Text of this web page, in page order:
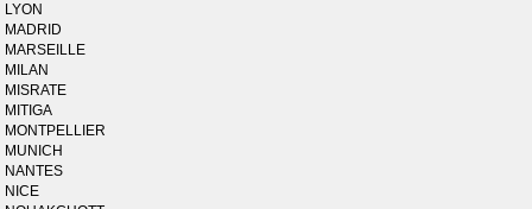
LYON
MADRID
MARSEILLE
MILAN
MISRATE
MITIGA
MONTPELLIER
MUNICH
NANTES
NICE